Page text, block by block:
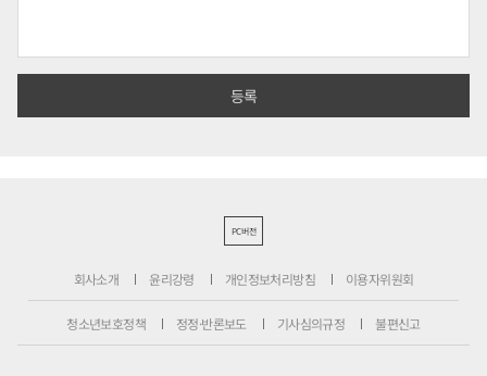
PC버전
회사소개 윤리강령 개인정보처리방침 이용자위원회
청소년보호정책 정정·반론보도 기사심의규정 불편신고